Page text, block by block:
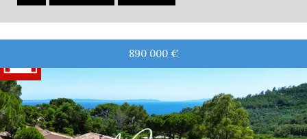
890 000 €